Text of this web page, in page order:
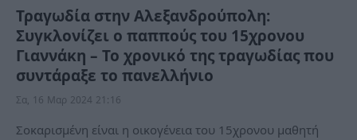
Τραγωδία στην Αλεξανδρούπολη:
Συγκλονίζει ο παππούς του 15χρονου
Γιαννάκη – Το χρονικό της τραγωδίας που
συντάραξε το πανελλήνιο
Σα, 16 Μαρ 2024 21:16
Σοκαρισμένη είναι η οικογένεια του 15χρονου μαθητή